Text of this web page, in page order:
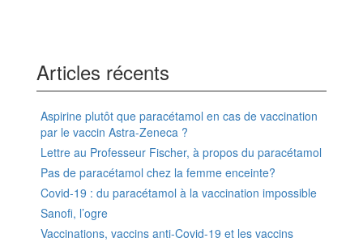
Articles récents
Aspirine plutôt que paracétamol en cas de vaccination
par le vaccin Astra-Zeneca ?
Lettre au Professeur Fischer, à propos du paracétamol
Pas de paracétamol chez la femme enceinte?
Covid-19 : du paracétamol à la vaccination impossible
Sanofi, l’ogre
Vaccinations, vaccins anti-Covid-19 et les vaccins